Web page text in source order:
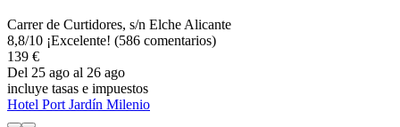
Carrer de Curtidores, s/n Elche Alicante
8,8/10 ¡Excelente! (586 comentarios)
139 €
Del 25 ago al 26 ago
incluye tasas e impuestos
Hotel Port Jardín Milenio